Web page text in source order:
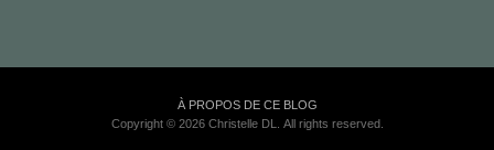
À PROPOS DE CE BLOG
Copyright © 2026 Christelle DL. All rights reserved.